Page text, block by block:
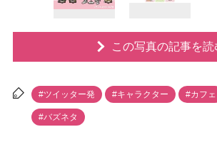
この写真の記事を読
#ツイッター発 #キャラクター #カフェ
#バズネタ